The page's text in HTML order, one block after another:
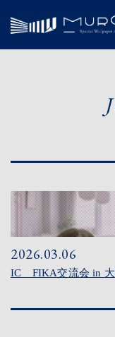
2026.03.06
IC FIKA交流会 in 大